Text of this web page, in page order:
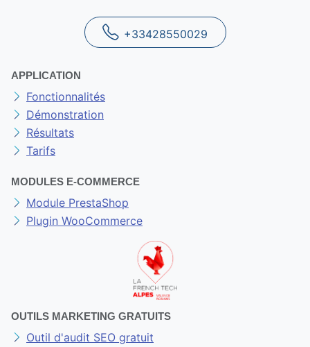
+33428550029
APPLICATION
Fonctionnalités
Démonstration
Résultats
Tarifs
MODULES E-COMMERCE
Module PrestaShop
Plugin WooCommerce
OUTILS MARKETING GRATUITS
Outil d'audit SEO gratuit